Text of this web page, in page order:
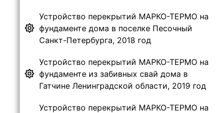
Устройство перекрытий МАРКО-ТЕРМО на
фундаменте дома в поселке Песочный
Санкт-Петербурга, 2018 год
Устройство перекрытий МАРКО-ТЕРМО на
фундаменте из забивных свай дома в
Гатчине Ленинградской области, 2019 год
Устройство перекрытий МАРКО-ТЕРМО на